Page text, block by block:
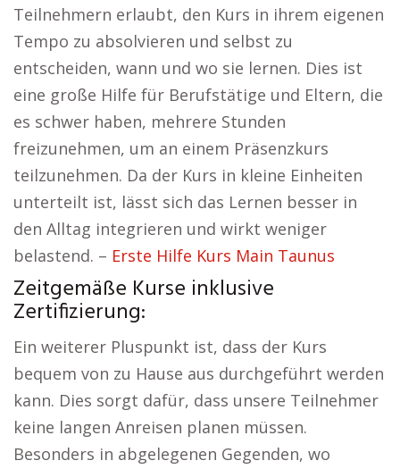
Teilnehmern erlaubt, den Kurs in ihrem eigenen
Tempo zu absolvieren und selbst zu
entscheiden, wann und wo sie lernen. Dies ist
eine große Hilfe für Berufstätige und Eltern, die
es schwer haben, mehrere Stunden
freizunehmen, um an einem Präsenzkurs
teilzunehmen. Da der Kurs in kleine Einheiten
unterteilt ist, lässt sich das Lernen besser in
den Alltag integrieren und wirkt weniger
belastend. – Erste Hilfe Kurs Main Taunus
Zeitgemäße Kurse inklusive
Zertifizierung:
Ein weiterer Pluspunkt ist, dass der Kurs
bequem von zu Hause aus durchgeführt werden
kann. Dies sorgt dafür, dass unsere Teilnehmer
keine langen Anreisen planen müssen.
Besonders in abgelegenen Gegenden, wo